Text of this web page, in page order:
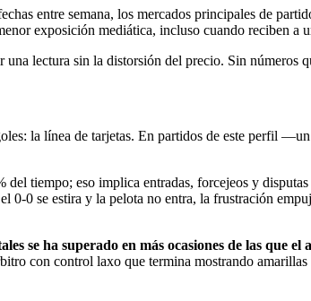
entre semana, los mercados principales de
exposición mediática, incluso cuando reciben a
lectura sin la distorsión del precio. Sin números
la línea de tarjetas. En partidos de este perfil
tiempo; eso implica entradas, forcejeos y
0-0 se estira y la pelota no entra, la frustración
se ha superado en más ocasiones de las que el
con control laxo que termina mostrando amarillas